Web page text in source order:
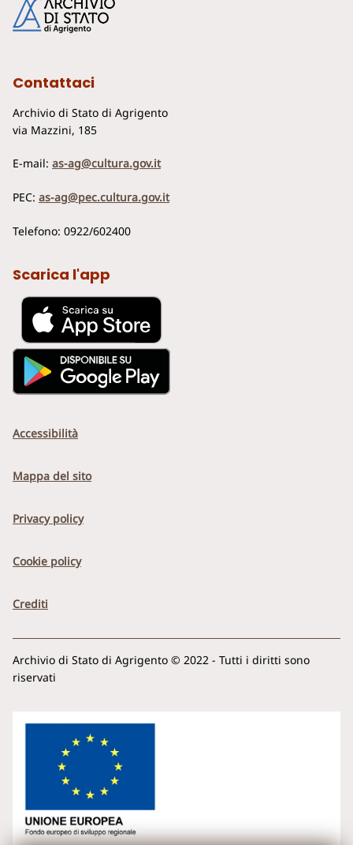
Contattaci
Archivio di Stato di Agrigento
via Mazzini, 185
E-mail: as-ag@cultura.gov.it
PEC: as-ag@pec.cultura.gov.it
Telefono: 0922/602400
Scarica l'app
Accessibilità
Mappa del sito
Privacy policy
Cookie policy
Crediti
Archivio di Stato di Agrigento © 2022 - Tutti i diritti sono
riservati